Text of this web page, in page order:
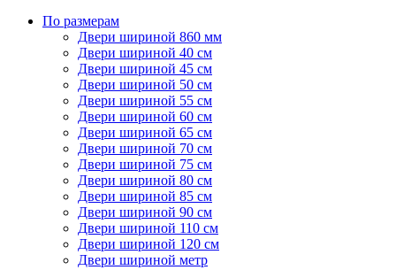
По размерам
Двери шириной 860 мм
Двери шириной 40 см
Двери шириной 45 см
Двери шириной 50 см
Двери шириной 55 см
Двери шириной 60 см
Двери шириной 65 см
Двери шириной 70 см
Двери шириной 75 см
Двери шириной 80 см
Двери шириной 85 см
Двери шириной 90 см
Двери шириной 110 см
Двери шириной 120 см
Двери шириной метр